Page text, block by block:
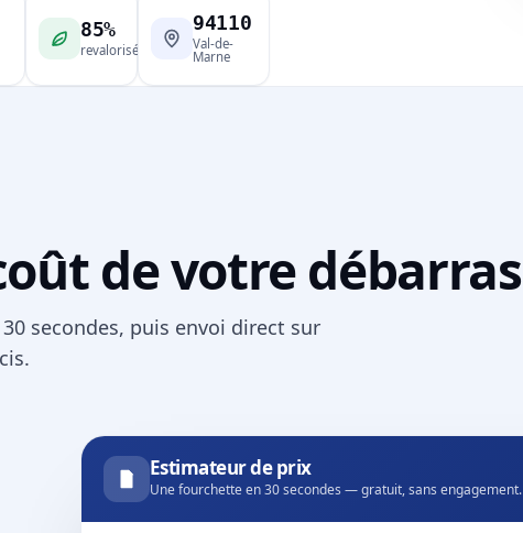
85%
revalorisé
94110
Val-de-
Marne
de votre débarras
secondes, puis envoi direct sur
Estimateur de prix
Une fourchette en 30 secondes — gratuit, sans engagement.